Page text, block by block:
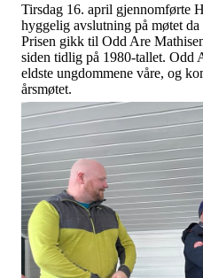
Tirsdag 16. april gjennomførte
hyggelig avslutning på møtet
Prisen gikk til Odd Are
siden tidlig på 1980-tallet. Odd
eldste ungdommene våre, og
årsmøtet.